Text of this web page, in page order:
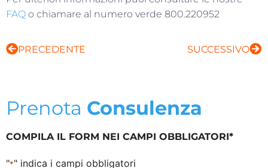
FAQ o chiamare al numero verde 800.220952
PRECEDENTE SUCCESSIVO
Prenota Consulenza
COMPILA IL FORM NEI CAMPI OBBLIGATORI*
"*" indica i campi obbligatori